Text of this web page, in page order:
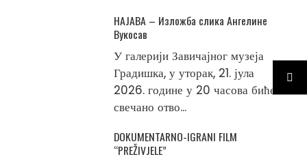
НАЈАВА – Изложба слика Ангелине
Вукосав
У галерији Завичајног музеја
Градишка, у уторак, 21. јула
2026. године у 20 часова биће
свечано отво...
DOKUMENTARNO-IGRANI FILM
“PREŽIVJELE”